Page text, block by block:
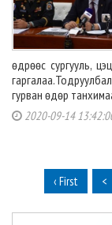
өдрөөс сургууль,
гурван өдөр
2020-09-14
‹ First <